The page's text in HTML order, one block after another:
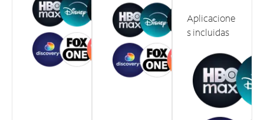
Aplicacione
s incluidas